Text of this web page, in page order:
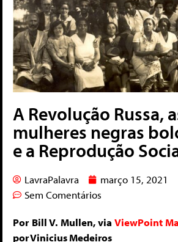
A Revolução Russa,
mulheres negras
e a Reprodução
LavraPalavra
março 15, 2021
Sem Comentários
Por Bill V. Mullen, via ViewPoint
por Vinicius Medeiros